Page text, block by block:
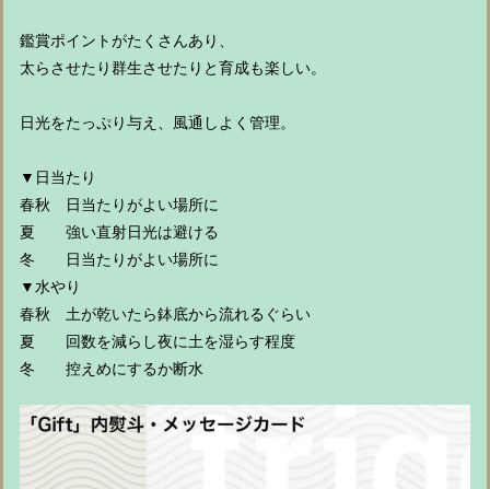
鑑賞ポイントがたくさんあり、
太らさせたり群生させたりと育成も楽しい。
日光をたっぷり与え、風通しよく管理。
▼日当たり
春秋 日当たりがよい場所に
夏 強い直射日光は避ける
冬 日当たりがよい場所に
▼水やり
春秋 土が乾いたら鉢底から流れるぐらい
夏 回数を減らし夜に土を湿らす程度
冬 控えめにするか断水